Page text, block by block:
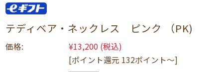
テディベア・ネックレス ピンク （PK)
価格: ¥13,200 (税込)
[ポイント還元 132ポイント〜]